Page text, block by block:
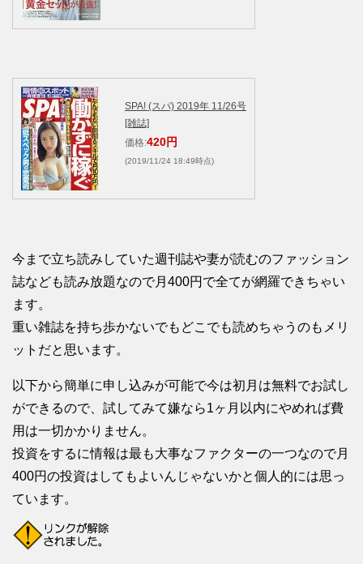
SPA! (スパ) 2019年 11/26号
[雑誌]
価格:420円
(2019/11/24 18:49時点)
今まで立ち読みしていた週刊誌や妻が読むのファッション
誌なども読み放題なので月400円で全てが網羅できちゃい
ます。
重い雑誌を持ち歩かないでもどこでも読めちゃうのもメリ
ットだと思います。
以下から簡単に申し込みが可能で今は初月は無料でお試し
ができるので、試してみて嫌なら1ヶ月以内にやめれば費
用は一切かかりません。
投資をするに情報は最も大事なファクターの一つなので月
400円の投資はしてもよいんじゃないかと個人的には思っ
ています。